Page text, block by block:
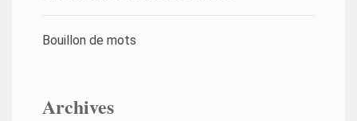
Bouillon de mots
Archives